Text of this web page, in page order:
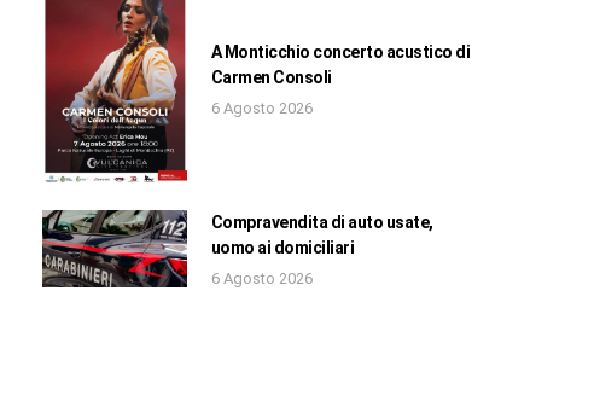
A Monticchio concerto acustico di
Carmen Consoli
6 Agosto 2026
Compravendita di auto usate,
uomo ai domiciliari
6 Agosto 2026